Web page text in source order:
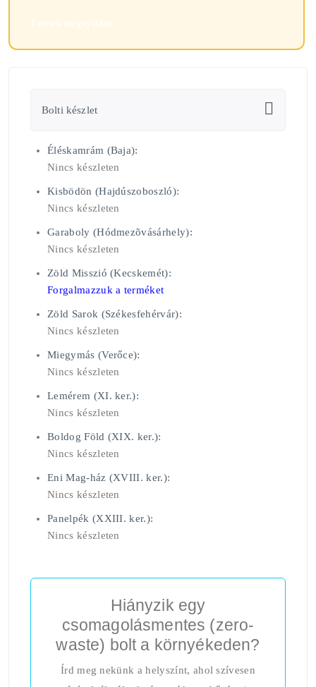
Üzletek megnyitása
Bolti készlet
Éléskamrám (Baja):
Nincs készleten
Kisbödön (Hajdúszoboszló):
Nincs készleten
Garaboly (Hódmezõvásárhely):
Nincs készleten
Zöld Misszió (Kecskemét):
Forgalmazzuk a terméket
Zöld Sarok (Székesfehérvár):
Nincs készleten
Miegymás (Verőce):
Nincs készleten
Lemérem (XI. ker.):
Nincs készleten
Boldog Föld (XIX. ker.):
Nincs készleten
Eni Mag-ház (XVIII. ker.):
Nincs készleten
Panelpék (XXIII. ker.):
Nincs készleten
Hiányzik egy
csomagolásmentes (zero-
waste) bolt a környékeden?
Írd meg nekünk a helyszínt, ahol szívesen